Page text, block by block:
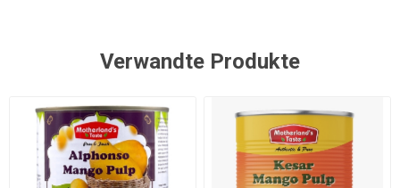
Verwandte Produkte